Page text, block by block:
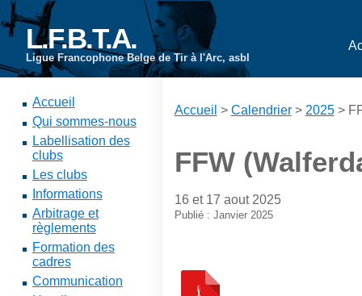
L.F.B.T.A.
Ligue Francophone Belge de Tir à l'Arc, asbl
Accueil
Qui sommes-nous
Labellisation des
clubs
Les clubs
Informations
Arbitrage et
règlements
Formation des
cadres
Communication
Accueil > Calendrier> 2025>
FFW
16 et 17 aout 2025
Publié : Janvier 2025